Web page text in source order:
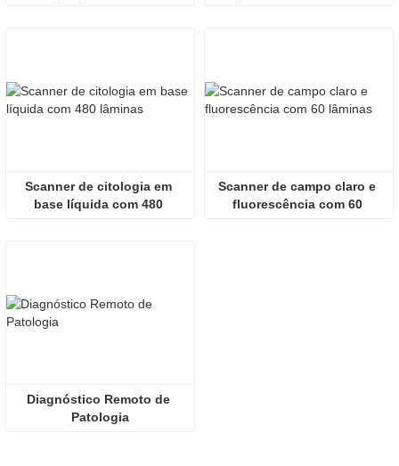
Scanner de citologia em
base líquida com 480
Scanner de campo claro e
fluorescência com 60
Diagnóstico Remoto de
Patologia